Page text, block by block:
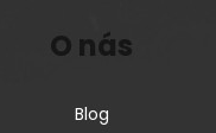
O nás
Blog